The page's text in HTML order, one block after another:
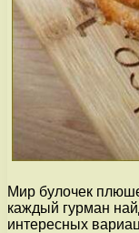
Мир булочек
каждый гурман
интересных